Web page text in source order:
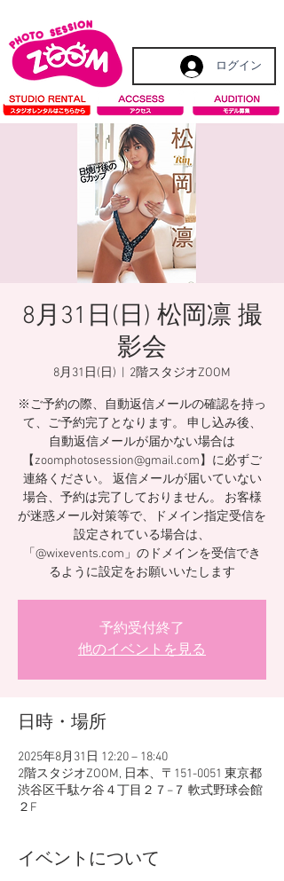
ログイン
8月31日(日) 松岡凛 撮
影会
8月31日(日) 2階スタジオZOOM
※ご予約の際、自動返信メールの確認を持っ
て、ご予約完了となります。 申し込み後、
自動返信メールが届かない場合は
【zoomphotosession@gmail.com】に必ずご
連絡ください。 返信メールが届いていない
場合、予約は完了しておりません。 お客様
が迷惑メール対策等で、ドメイン指定受信を
設定されている場合は、
「@wixevents.com」のドメインを受信でき
るように設定をお願いいたします
予約受付終了
他のイベントを見る
日時・場所
2025年8月31日 12:20 – 18:40
2階スタジオZOOM, 日本、〒151-0051 東京都
渋谷区千駄ケ谷４丁目２７−７ 軟式野球会館
２F
イベントについて